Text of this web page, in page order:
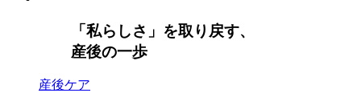
「私らしさ」を取り戻す、
産後の一歩
産後ケア